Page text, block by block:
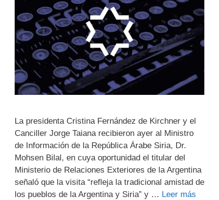
La presidenta Cristina Fernández de Kirchner y el
Canciller Jorge Taiana recibieron ayer al Ministro
de Información de la República Árabe Siria, Dr.
Mohsen Bilal, en cuya oportunidad el titular del
Ministerio de Relaciones Exteriores de la Argentina
señaló que la visita “refleja la tradicional amistad de
los pueblos de la Argentina y Siria” y … Leer más